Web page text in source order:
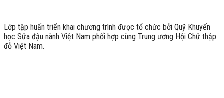
Lớp tập huấn triển khai chương trình được tổ chức bởi Quỹ Khuyến
học Sữa đậu nành Việt Nam phối hợp cùng Trung ương Hội Chữ thập
đỏ Việt Nam.